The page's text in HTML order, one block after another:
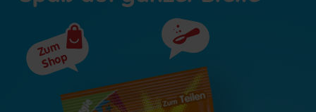
Zutaten
Zum
Shop